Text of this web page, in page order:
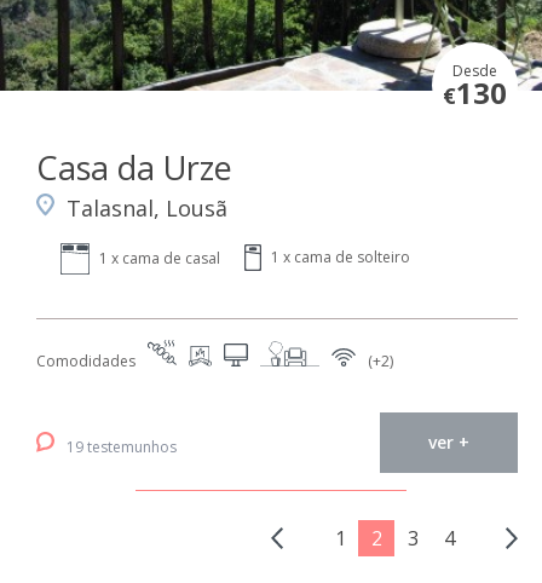
Desde
€130
Casa da Urze
Talasnal, Lousã
1 x cama de casal 1 x cama de solteiro
Comodidades (+2)
19 testemunhos ver +
1 2 3 4